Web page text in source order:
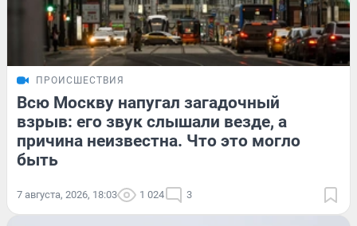
ПРОИСШЕСТВИЯ
Всю Москву напугал загадочный
взрыв: его звук слышали везде, а
причина неизвестна. Что это могло
быть
7 августа, 2026, 18:03 1 024 3